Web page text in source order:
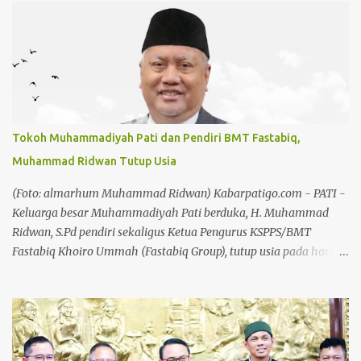
Hendro Dewanto. Nama Hadiman memang tidak asing di
kalangan penegak hukum. Reputasinya sebagai jaksa pemberani
dan anti korupsi sudah terbukti sejak ia memimpin Kejari
Kuansing. Hadiman, sebelumnya menjabat sebagai Aspidsus
Kejaksaan Tinggi Sumatera Barat dan pernah menjadi Kajari
Kuantan Singingi, Riau. Baca juga: Hari Jadi Koperasi ke 79,
Chandra: Koperasi Harus Jadi Penggerak Ekonomi Kerakyatan
Baca juga: Chandra: Pekan Kreasi Bakal Jadi Agenda Tahunan
Karier Hadiman menanjak saat menjabat sebagai Kajari
Kuansing pada tahun 2021. Berbagai kasus yang menjadi
perhatian publik dibongkarnya tanpa pandang bulu. Terutama
proyek tiga pilar. ...
Tokoh Muhammadiyah Pati dan Pendiri BMT Fastabiq,
Muhammad Ridwan Tutup Usia
(Foto: almarhum Muhammad Ridwan) Kabarpatigo.com - PATI -
Keluarga besar Muhammadiyah Pati berduka, H. Muhammad
Ridwan, S.Pd pendiri sekaligus Ketua Pengurus KSPPS/BMT
Fastabiq Khoiro Ummah (Fastabiq Group), tutup usia pada hari
Muhammadiyah Pati dan juga diperjelas oleh jaringan lembaga
yang terafiliasi dengan beliau, di antaranya Keluarga Besar BMT
Fastabiq, RSU Fastabiq Sehat PKU Muhammadiyah, serta